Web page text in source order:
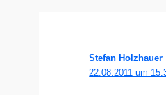
Stefan Holzhauer
22.08.2011 um